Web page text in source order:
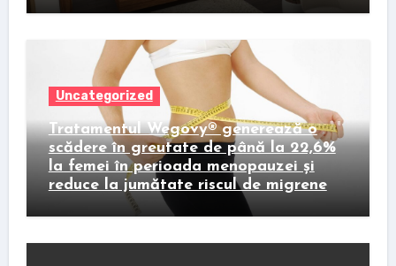
Uncategorized
Tratamentul Wegovy® generează o
scădere în greutate de până la 22,6%
la femei în perioada menopauzei și
reduce la jumătate riscul de migrene